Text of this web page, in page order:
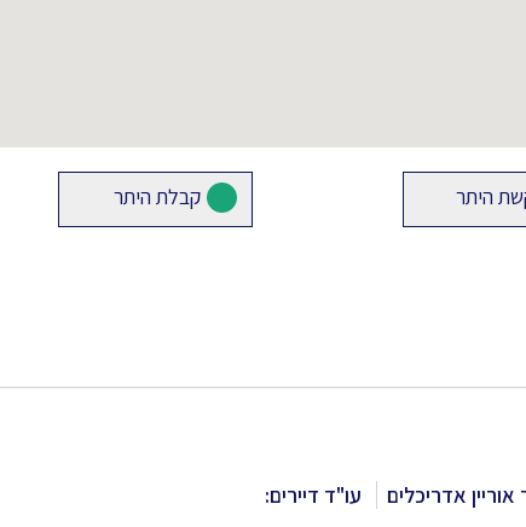
היתר קבלת היתר
אדריכלים עו"ד דיירים: